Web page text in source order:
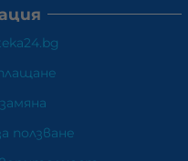
ползване